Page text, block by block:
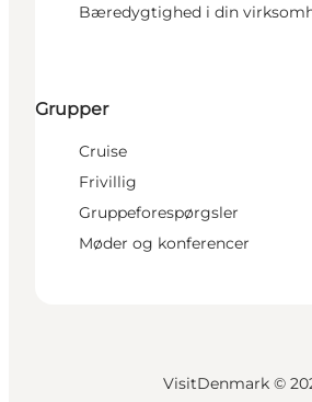
Bæredygtighed i din
Grupper
Cruise
Frivillig
Gruppeforespørgsler
Møder og konferencer
VisitDenmark ©